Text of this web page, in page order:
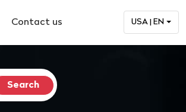
Contact us USA | EN